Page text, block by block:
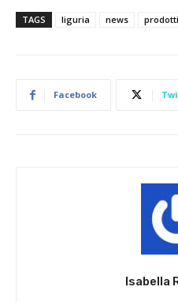
TAGS liguria news prodotti
Facebook
Isabella